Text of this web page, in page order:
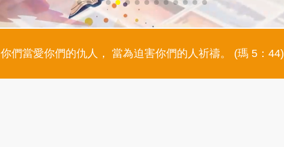
你們當愛你們的仇人， 當為迫害你們的人祈禱。 (瑪 5：44)